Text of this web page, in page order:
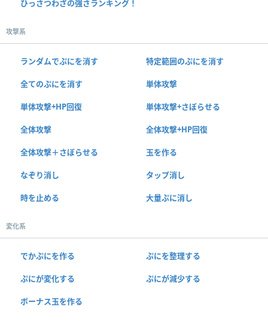
ひっさつわざの強さランキング！
攻撃系
ランダムでぷにを消す 特定範囲のぷにを消す
全てのぷにを消す 単体攻撃
単体攻撃+HP回復 単体攻撃+さぼらせる
全体攻撃 全体攻撃+HP回復
全体攻撃＋さぼらせる 玉を作る
なぞり消し タップ消し
時を止める 大量ぷに消し
変化系
でかぷにを作る ぷにを整理する
ぷにが変化する ぷにが減少する
ボーナス玉を作る